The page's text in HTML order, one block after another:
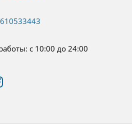
с 10:00 до 24:00